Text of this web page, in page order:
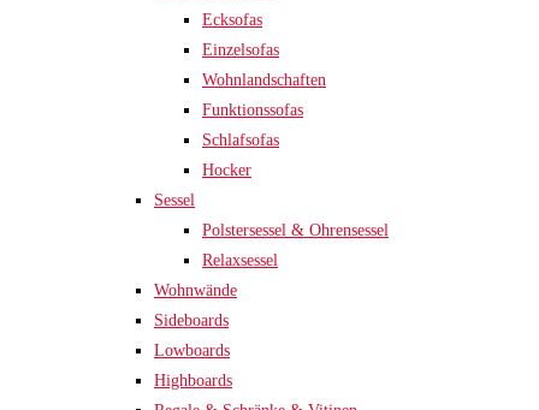
Ecksofas
Einzelsofas
Wohnlandschaften
Funktionssofas
Schlafsofas
Hocker
Sessel
Polstersessel & Ohrensessel
Relaxsessel
Wohnwände
Sideboards
Lowboards
Highboards